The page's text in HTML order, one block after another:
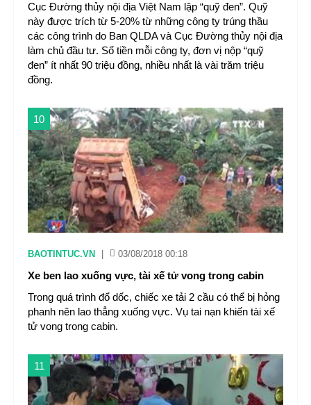
Cục Đường thủy nội địa Việt Nam lập “quỹ đen”. Quỹ
này được trích từ 5-20% từ những công ty trúng thầu
các công trình do Ban QLDA và Cục Đường thủy nội địa
làm chủ đầu tư. Số tiền mỗi công ty, đơn vị nộp “quỹ
đen” ít nhất 90 triệu đồng, nhiều nhất là vài trăm triệu
đồng.
10
BAOTINTUC.VN 03/08/2018 00:18
Xe ben lao xuống vực, tài xế tử vong trong cabin
Trong quá trình đổ dốc, chiếc xe tải 2 cầu có thể bị hỏng
phanh nên lao thẳng xuống vực. Vụ tai nạn khiến tài xế
tử vong trong cabin.
11